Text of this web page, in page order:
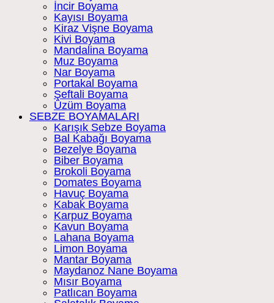
İncir Boyama
Kayısı Boyama
Kiraz Vişne Boyama
Kivi Boyama
Mandalina Boyama
Muz Boyama
Nar Boyama
Portakal Boyama
Şeftali Boyama
Üzüm Boyama
SEBZE BOYAMALARI
Karışık Sebze Boyama
Bal Kabağı Boyama
Bezelye Boyama
Biber Boyama
Brokoli Boyama
Domates Boyama
Havuç Boyama
Kabak Boyama
Karpuz Boyama
Kavun Boyama
Lahana Boyama
Limon Boyama
Mantar Boyama
Maydanoz Nane Boyama
Mısır Boyama
Patlıcan Boyama